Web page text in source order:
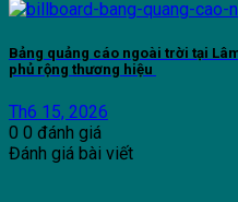
Bảng quảng cáo ngoài trời tại
phủ rộng thương hiệu
Th6 15, 2026
0 0 đánh giá
Đánh giá bài viết